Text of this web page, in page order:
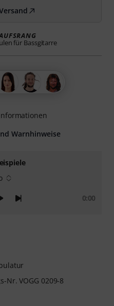
0:00
Nr. VOGG 0209-8
für Bassgitarre
Warnhinweise